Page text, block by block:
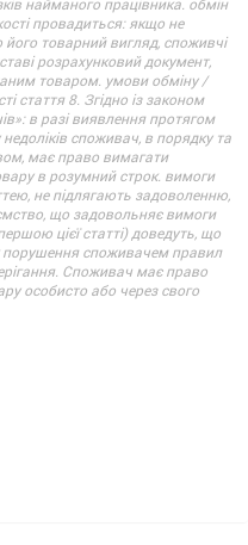
провадиться: якщо не
товарний вигляд, споживчі
розрахунковий документ,
товаром. умови обміну /
стаття 8. Згідно із законом
в разі виявлення протягом
споживач, в порядку та
має право вимагати
в розумний строк. вимоги
не підлягають задоволенню,
що задовольняє вимоги
цієї статті) доведуть, що
порушення споживачем правил
Споживач має право
особисто або через свого